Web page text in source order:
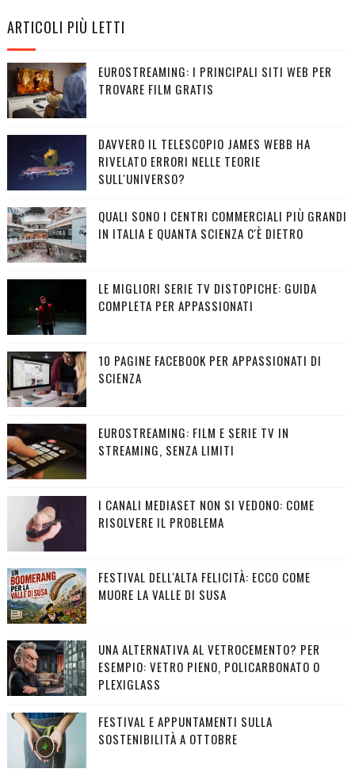
ARTICOLI PIÙ LETTI
EUROSTREAMING: I PRINCIPALI SITI WEB PER
TROVARE FILM GRATIS
DAVVERO IL TELESCOPIO JAMES WEBB HA
RIVELATO ERRORI NELLE TEORIE
SULL'UNIVERSO?
QUALI SONO I CENTRI COMMERCIALI PIÙ GRANDI
IN ITALIA E QUANTA SCIENZA C'È DIETRO
LE MIGLIORI SERIE TV DISTOPICHE: GUIDA
COMPLETA PER APPASSIONATI
10 PAGINE FACEBOOK PER APPASSIONATI DI
SCIENZA
EUROSTREAMING: FILM E SERIE TV IN
STREAMING, SENZA LIMITI
I CANALI MEDIASET NON SI VEDONO: COME
RISOLVERE IL PROBLEMA
FESTIVAL DELL'ALTA FELICITÀ: ECCO COME
MUORE LA VALLE DI SUSA
UNA ALTERNATIVA AL VETROCEMENTO? PER
ESEMPIO: VETRO PIENO, POLICARBONATO O
PLEXIGLASS
FESTIVAL E APPUNTAMENTI SULLA
SOSTENIBILITÀ A OTTOBRE